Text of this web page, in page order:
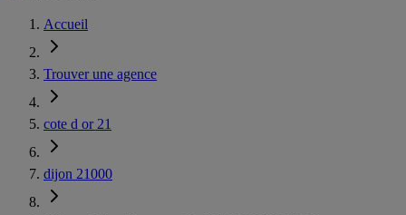
Accueil
Trouver une agence
cote d or 21
dijon 21000